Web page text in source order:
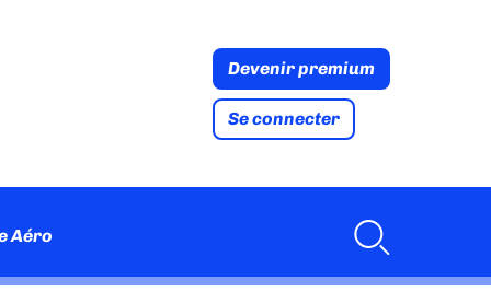
Devenir premium
Se connecter
Aéro